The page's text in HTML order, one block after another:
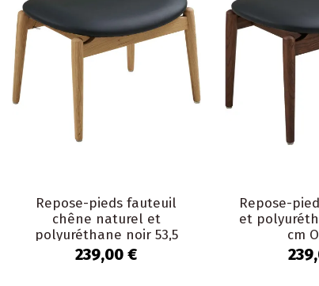
Repose-pieds fauteuil
chêne naturel et
polyuréthane noir 53,5
cm Olvera
239,00 €
Repose-
et
cm